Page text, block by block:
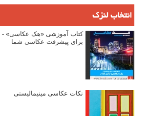
انتخاب لنزک
کتاب آموزشی «هک عکاسی» -
برای پیشرفت عکاسی شما
نکات عکاسی مینیمالیستی